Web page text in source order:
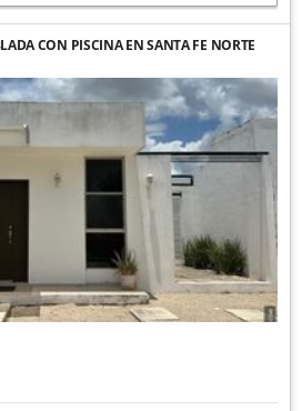
CON PISCINA EN SANTA FE NORTE